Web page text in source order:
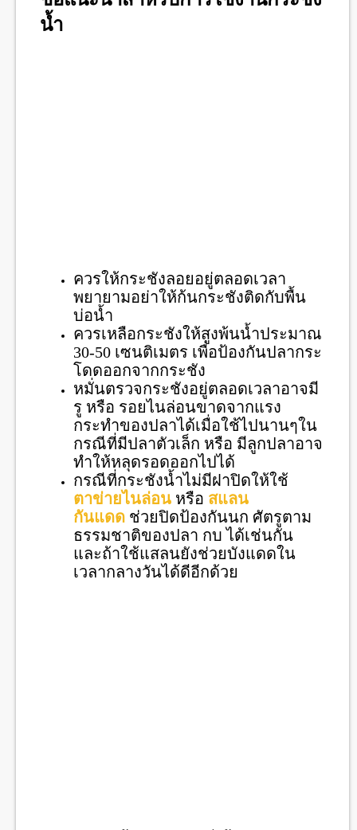
น้ำ
ควรให้กระชังลอยอยู่ตลอดเวลา
พยายามอย่าให้ก้นกระชังติดกับพื้น
บ่อน้ำ
ควรเหลือกระชังให้สูงพ้นน้ำประมาณ
30-50 เซนติเมตร เพื่อป้องกันปลากระ
โดดออกจากกระชัง
หมั่นตรวจกระชังอยู่ตลอดเวลาอาจมี
รู หรือ รอยไนล่อนขาดจากแรง
กระทำของปลาได้เมื่อใช้ไปนานๆใน
กรณีที่มีปลาตัวเล็ก หรือ มีลูกปลาอาจ
ทำให้หลุดรอดออกไปได้
กรณีที่กระชังน้ำไม่มีฝาปิดให้ใช้
ตาข่ายไนล่อน หรือ สแลน
กันแดด ช่วยปิดป้องกันนก ศัตรูตาม
ธรรมชาติของปลา กบ ได้เช่นกัน
และถ้าใช้แสลนยังช่วยบังแดดใน
เวลากลางวันได้ดีอีกด้วย